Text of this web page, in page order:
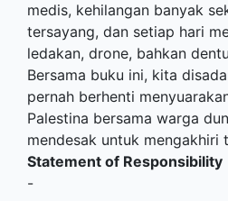
medis, kehilangan banyak
tersayang, dan setiap hari
ledakan, drone, bahkan
Bersama buku ini, kita
pernah berhenti
Palestina bersama warga
mendesak untuk mengakhiri
Statement of Responsibility
-